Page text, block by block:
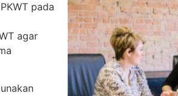
pada
agar